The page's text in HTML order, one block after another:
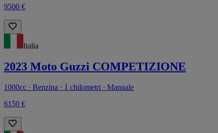
9500 €
Italia
2023 Moto Guzzi COMPETIZIONE
1000cc · Benzina · 1 chilometri · Manuale
6150 €